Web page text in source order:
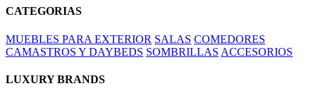
CATEGORIAS
MUEBLES PARA EXTERIOR SALAS COMEDORES
CAMASTROS Y DAYBEDS SOMBRILLAS ACCESORIOS
LUXURY BRANDS